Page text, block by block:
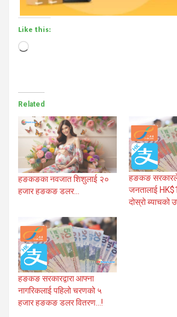
Like this:
Loading…
Related
हङकङका नवजात शिशुलाई २०
हजार हङकङ डलर…
हङकङ
जनतालाई
दोस्रो ब्याचको
हङकङ सरकारद्वारा आफ्ना
नागरिकलाई पहिलो चरणको ५
हजार हङकङ डलर वितरण…!